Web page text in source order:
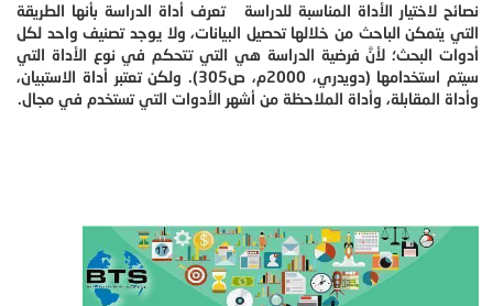
نصائح لاختيار الأداة المناسبة للدراسة تعرف أداة الدراسة بأنها الطريقة
التي يتمكن الباحث من خلالها تحصيل البيانات، ولا يوجد تصنيف واحد لكل
أدوات البحث؛ لأنَّ فرضية الدراسة هي التي تتحكم في نوع الأداة التي
سيتم استخدامها (دويدري، 2000م، ص305). ولكن تعتبر أداة الاستبيان،
وأداة المقابلة، وأداة الملاحظة من أشهر الأدوات التي تستخدم في مجال.